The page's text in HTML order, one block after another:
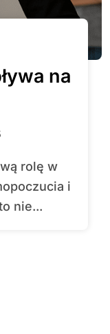
na
i
nie...